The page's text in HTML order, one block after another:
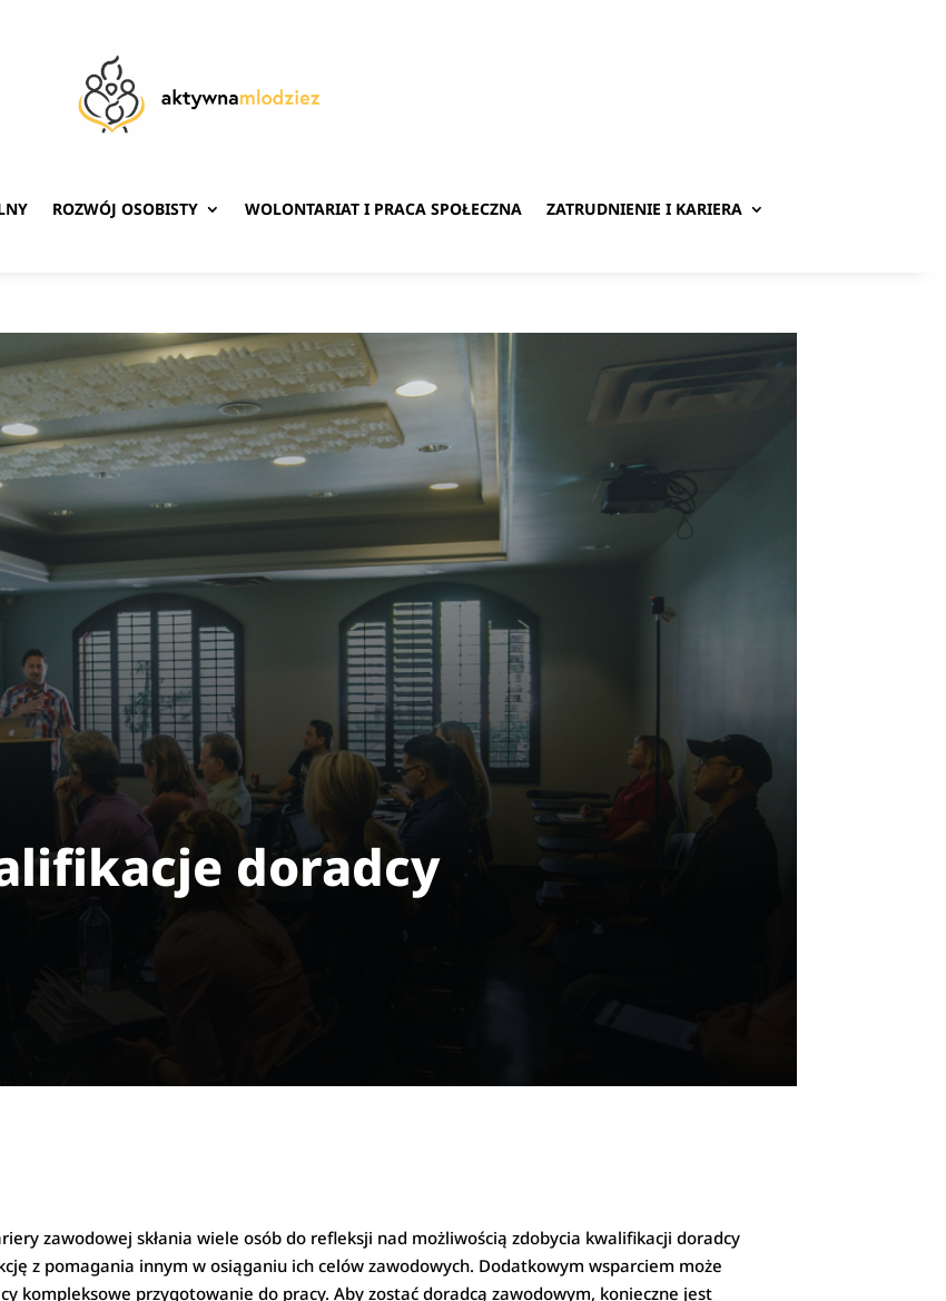
ROZWÓJ OSOBISTY WOLONTARIAT I PRACA SPOŁECZNA ZATRUDNIENIE I KARIERA
doradcy
zawodowej skłania wiele osób do refleksji nad możliwością zdobycia kwalifikacji doradcy
z pomagania innym w osiąganiu ich celów zawodowych. Dodatkowym wsparciem może
kompleksowe przygotowanie do pracy. Aby zostać doradcą zawodowym, konieczne jest